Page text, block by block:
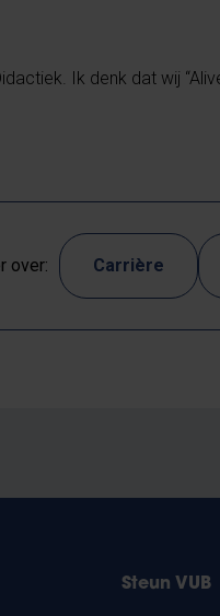
Ik denk dat wij
over: Carrière
Steun VUB